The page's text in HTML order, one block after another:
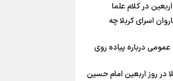
با خوشرنگ‌ترین مدال‌ها به
در کلام علما
اسرای کربلا چه
درباره پیاده روی
در روز اربعین امام حسین